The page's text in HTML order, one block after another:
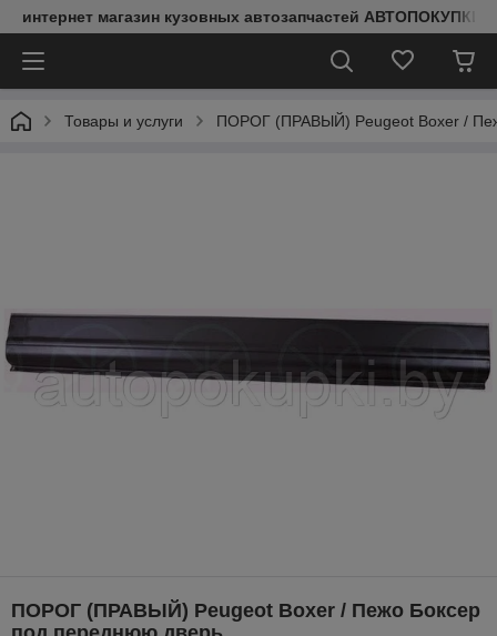
интернет магазин кузовных автозапчастей АВТОПОКУПКИ
Товары и услуги ПОРОГ (ПРАВЫЙ) Peugeot Boxer /
ПОРОГ (ПРАВЫЙ) Peugeot Boxer / Пежо Боксер